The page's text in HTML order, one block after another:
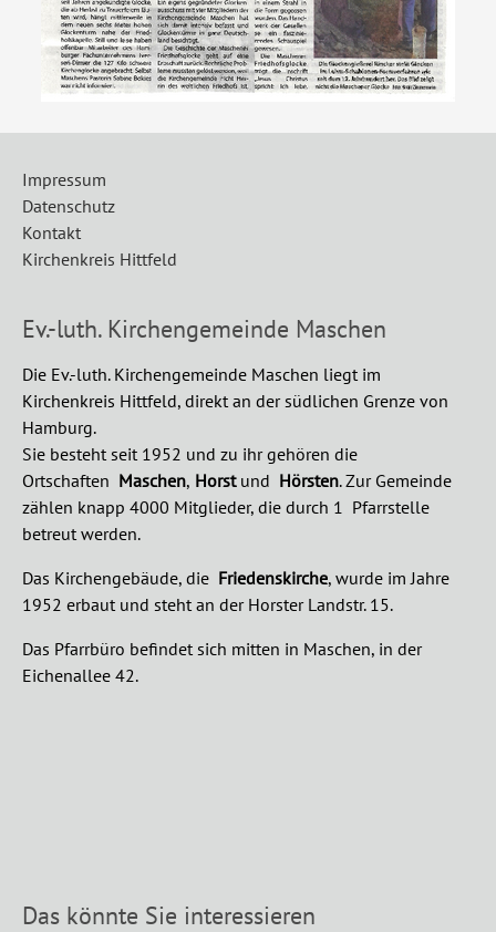
Impressum
Datenschutz
Kontakt
Kirchenkreis Hittfeld
Ev.-luth. Kirchengemeinde Maschen
Die Ev.-luth. Kirchengemeinde Maschen liegt im
Kirchenkreis Hittfeld, direkt an der südlichen Grenze von
Hamburg.
Sie besteht seit 1952 und zu ihr gehören die
Ortschaften Maschen, Horstund Hörsten.Zur Gemeinde
zählen knapp 4000 Mitglieder, die durch 1 Pfarrstelle
betreut werden.
Das Kirchengebäude, die Friedenskirche, wurde im Jahre
1952 erbaut und steht an der Horster Landstr. 15.
Das Pfarrbüro befindet sich mitten in Maschen, in der
Eichenallee 42.
Das könnte Sie interessieren